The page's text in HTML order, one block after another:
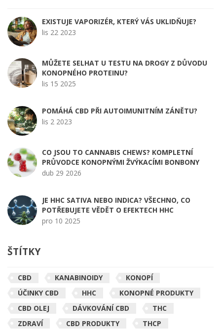
EXISTUJE VAPORIZÉR, KTERÝ VÁS UKLIDŇUJE?
lis 22 2023
MŮŽETE SELHAT U TESTU NA DROGY Z DŮVODU
KONOPNÉHO PROTEINU?
lis 15 2025
POMÁHÁ CBD PŘI AUTOIMUNITNÍM ZÁNĚTU?
lis 2 2023
CO JSOU TO CANNABIS CHEWS? KOMPLETNÍ
PRŮVODCE KONOPNÝMI ŽVÝKACÍMI BONBONY
dub 29 2026
JE HHC SATIVA NEBO INDICA? VŠECHNO, CO
POTŘEBUJETE VĚDĚT O EFEKTECH HHC
pro 10 2025
ŠTÍTKY
CBD KANABINOIDY
KONOPÍ
ÚČINKY CBD
HHC
KONOPNÉ PRODUKTY
CBD OLEJ
DÁVKOVÁNÍ CBD
THC
ZDRAVÍ
CBD PRODUKTY
THCP